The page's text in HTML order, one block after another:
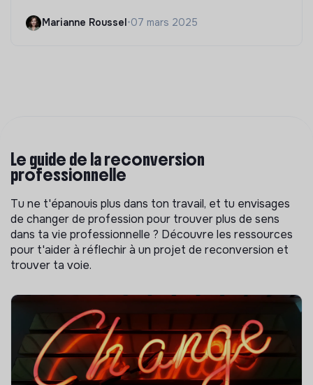
Marianne Roussel•07 mars 2025
Le guide de la reconversion
professionnelle
Tu ne t'épanouis plus dans ton travail, et tu envisages
de changer de profession pour trouver plus de sens
dans ta vie professionnelle ? Découvre les ressources
pour t'aider à réflechir à un projet de reconversion et
trouver ta voie.